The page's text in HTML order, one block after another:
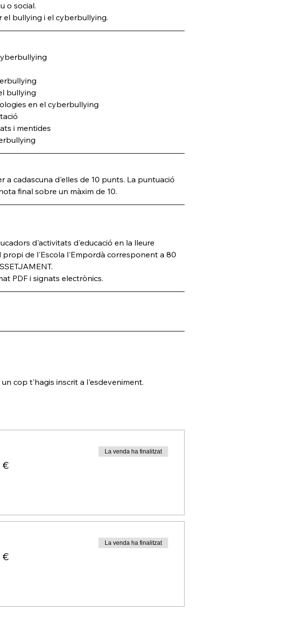
o social.
el bullying i el cyberbullying.
bullying
en el cyberbullying
i mentides
a cadascuna d'elles de 10 punts. La puntuació
final sobre un màxim de 10.
d'activitats d'educació en la lleure
de l'Escola l'Empordà corresponent a 80
PDF i signats electrònics.
cop t'hagis inscrit a l'esdeveniment.
€
La venda ha finalitzat
€
La venda ha finalitzat